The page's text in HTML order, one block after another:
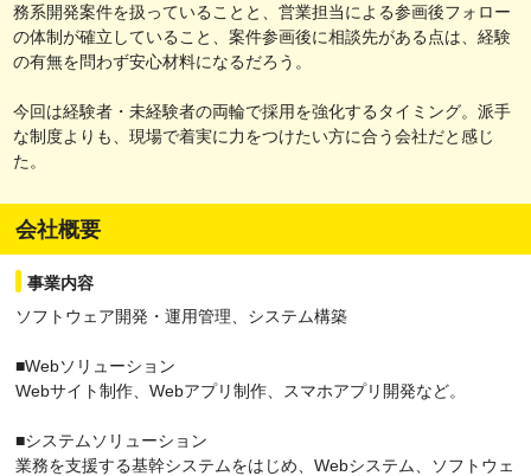
務系開発案件を扱っていることと、営業担当による参画後フォロー
の体制が確立していること、案件参画後に相談先がある点は、経験
の有無を問わず安心材料になるだろう。
今回は経験者・未経験者の両輪で採用を強化するタイミング。派手
な制度よりも、現場で着実に力をつけたい方に合う会社だと感じ
た。
会社概要
事業内容
ソフトウェア開発・運用管理、システム構築
■Webソリューション
Webサイト制作、Webアプリ制作、スマホアプリ開発など。
■システムソリューション
業務を支援する基幹システムをはじめ、Webシステム、ソフトウェ